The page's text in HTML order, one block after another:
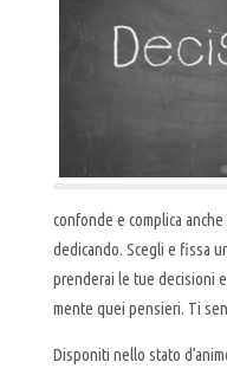
confonde e complica
dedicando. Scegli e fissa
prenderai le tue decisioni
mente quei pensieri. Ti
Disponiti nello stato